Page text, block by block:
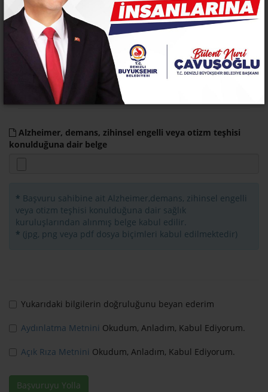
Vasisinin TC Kimlik No
Vasisinin Doğum Tarihi
Alzheimer, demans, zihinsel engelli veya otizm teşhisi
konulduğuna dair belge
* Başvuru sahibine ait Alzheimer,demans, zihinsel engelli
veya otizm teşhisi konulduğuna dair sağlık
kuruluşlarından alınmış belge kabul edilir.
* (jpg, png veya pdf dosya biçimleri kabul edilmektedir)
Yukarıdaki bilgilerin doğruluğunu beyan ederim
Aydınlatma Metnini Okudum, Anladım, Kabul Ediyorum.
Açık Rıza Metnini Okudum, Anladım, Kabul Ediyorum.
Başvuruyu Yolla